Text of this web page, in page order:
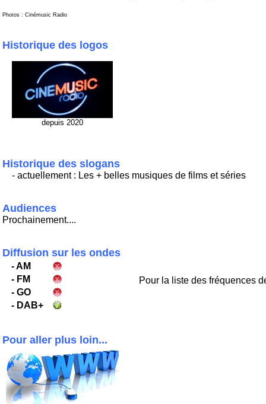
Photos : Cinémusic Radio
Historique des logos
depuis 2020
Historique des slogans
- actuellement : Les + belles musiques de films et séries
Audiences
Prochainement....
Diffusion sur les ondes
- AM
Pour la liste des fréquences
- FM
- GO
- DAB+
Pour aller plus loin...